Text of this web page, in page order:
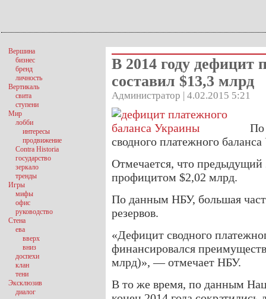
В 2014 году дефицит
составил $13,3 млрд
Администратор | 4.02.2015 5:21
По
сводного платежного
Отмечается, что предыдущий
профицитом $2,02 млрд.
По данным НБУ, большая
резервов.
«Дефицит сводного
финансировался
млрд)», — отмечает НБУ.
В то же время, по данным
Вершина
бизнес
бренд
личность
Вертикаль
свита
ступени
Мир
лобби
интересы
продвижение
Contra Historia
государство
зеркало
тренды
Игры
мифы
офис
руководство
Стена
ева
вверх
вниз
доспехи
клан
тени
Эксклюзив
диалог